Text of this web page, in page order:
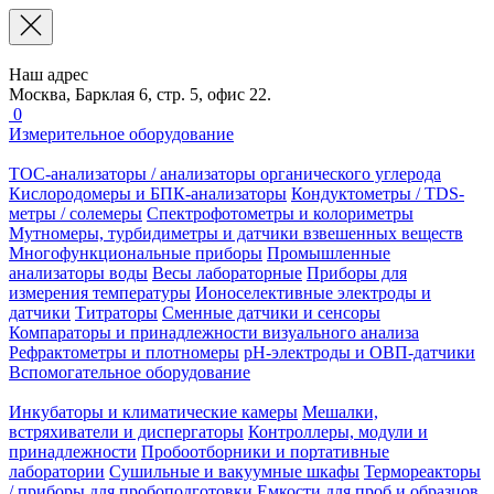
Наш адрес
Москва, Барклая 6, стр. 5, офис 22.
0
Измерительное оборудование
TOC-анализаторы / анализаторы органического углерода
Кислородомеры и БПК-анализаторы Кондуктометры / TDS-
метры / солемеры Спектрофотометры и колориметры
Мутномеры, турбидиметры и датчики взвешенных веществ
Многофункциональные приборы Промышленные
анализаторы воды Весы лабораторные Приборы для
измерения температуры Ионоселективные электроды и
датчики Титраторы Сменные датчики и сенсоры
Компараторы и принадлежности визуального анализа
Рефрактометры и плотномеры pH-электроды и ОВП-датчики
Вспомогательное оборудование
Инкубаторы и климатические камеры Мешалки,
встряхиватели и диспергаторы Контроллеры, модули и
принадлежности Пробоотборники и портативные
лаборатории Сушильные и вакуумные шкафы Термореакторы